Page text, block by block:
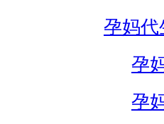
孕妈代
孕
孕